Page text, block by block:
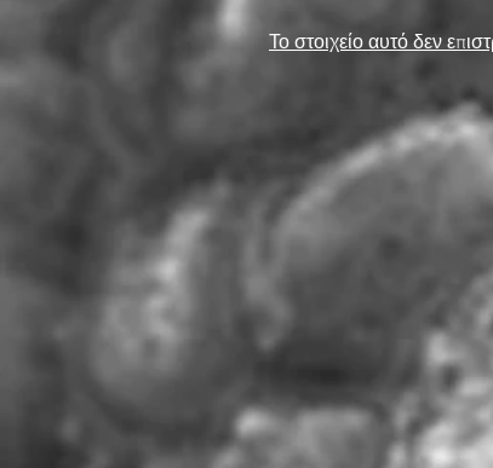
Το στοιχείο αυτό δεν